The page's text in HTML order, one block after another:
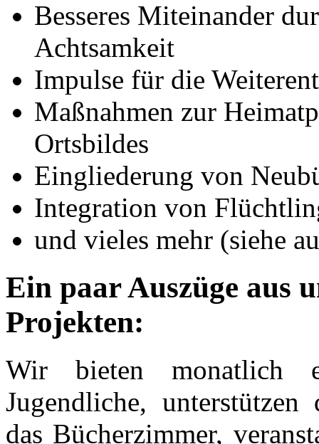
Besseres Miteinander
Achtsamkeit
Impulse für die
Maßnahmen zur
Ortsbildes
Eingliederung von
Integration von
und vieles mehr (siehe
Ein paar Auszüge aus
Projekten:
Wir bieten monatlich
Jugendliche,
das Bücherzimmer,